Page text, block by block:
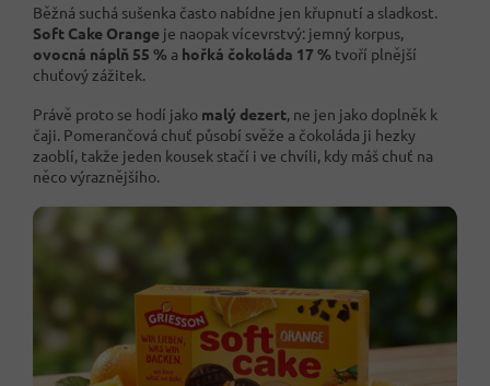
Běžná suchá sušenka často nabídne jen křupnutí a sladkost.
Soft Cake Orange je naopak vícevrstvý: jemný korpus,
ovocná náplň 55 % a hořká čokoláda 17 % tvoří plnější
chuťový zážitek.
Právě proto se hodí jako malý dezert, ne jen jako doplněk k
čaji. Pomerančová chuť působí svěže a čokoláda ji hezky
zaoblí, takže jeden kousek stačí i ve chvíli, kdy máš chuť na
něco výraznějšího.